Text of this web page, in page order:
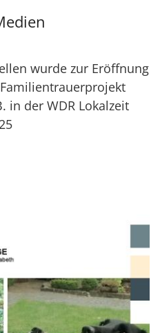
wurde zur Eröffnung
in der WDR Lokalzeit